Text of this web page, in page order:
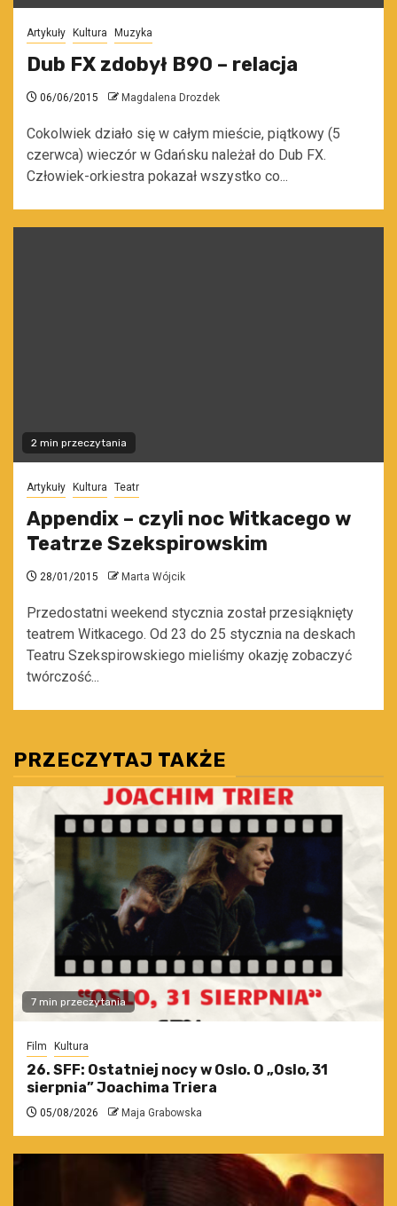
Artykuły Kultura Muzyka
Dub FX zdobył B90 – relacja
06/06/2015 Magdalena Drozdek
Cokolwiek działo się w całym mieście, piątkowy (5
czerwca) wieczór w Gdańsku należał do Dub FX.
Człowiek-orkiestra pokazał wszystko co...
2 min przeczytania
Artykuły Kultura Teatr
Appendix – czyli noc Witkacego w
Teatrze Szekspirowskim
28/01/2015 Marta Wójcik
Przedostatni weekend stycznia został przesiąknięty
teatrem Witkacego. Od 23 do 25 stycznia na deskach
Teatru Szekspirowskiego mieliśmy okazję zobaczyć
twórczość...
PRZECZYTAJ TAKŻE
7 min przeczytania
Film Kultura
26. SFF: Ostatniej nocy w Oslo. O „Oslo, 31
sierpnia” Joachima Triera
05/08/2026 Maja Grabowska